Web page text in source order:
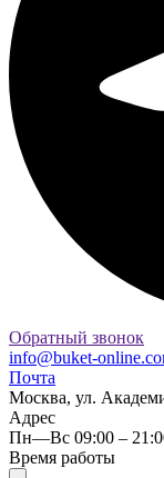
Обратный звонок
info@buket-
Почта
Москва, ул.
Адрес
Пн—Вс 09:00 –
Время работы